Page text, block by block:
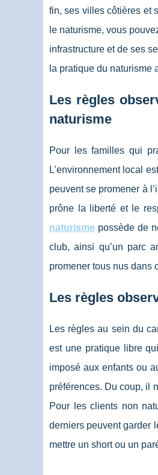
fin, ses villes côtières et
le naturisme, vous
infrastructure et de ses
la pratique du naturisme
Les règles
naturisme
Pour les familles qui
L’environnement local
peuvent se promener à
prône la liberté et le
naturisme possède de
club, ainsi qu’un parc
promener tous nus dans
Les règles
Les règles au sein du
est une pratique libre
imposé aux enfants ou
préférences. Du coup, il
Pour les clients non
derniers peuvent garder
mettre un short ou un